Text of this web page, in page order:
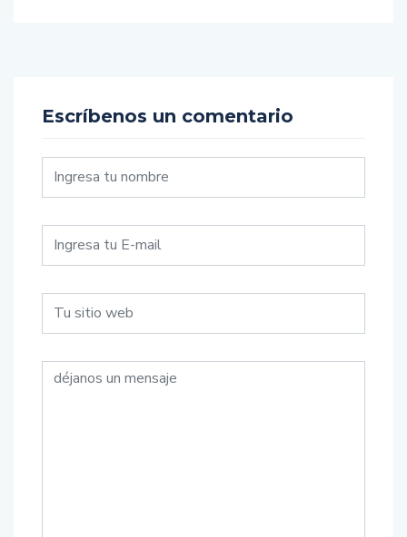
Escríbenos un comentario